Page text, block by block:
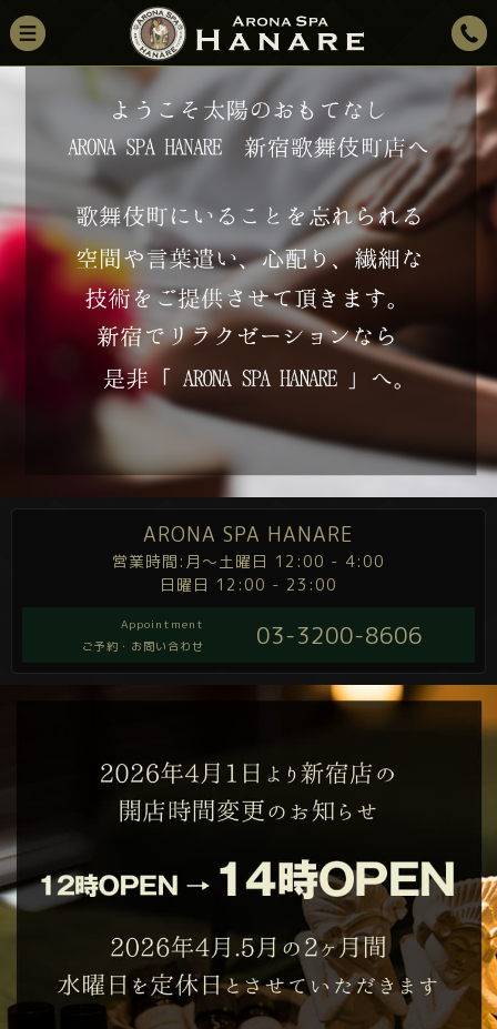
ARONA SPA HANARE
営業時間:月～土曜日 12:00 - 4:00
日曜日 12:00 - 23:00
Appointment
ご予約・お問い合わせ
03-3200-8606